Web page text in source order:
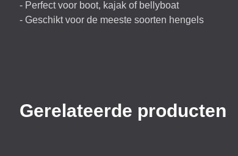
- Perfect voor boot, kajak of bellyboat
- Geschikt voor de meeste soorten hengels
Gerelateerde producten